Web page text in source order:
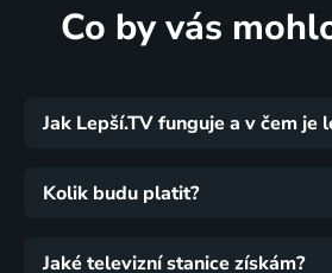
Co by vás
Jak Lepší.TV funguje a v čem je
Kolik budu platit?
Jaké televizní stanice získám?